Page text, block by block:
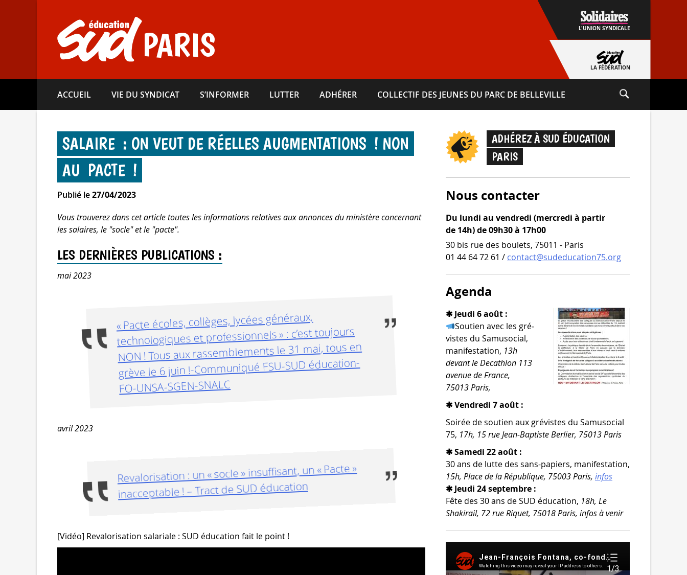
PARIS L'UNION SYNDICALE
LA FÉDÉRATION
ACCUEIL VIE DU SYNDICAT S’INFORMER LUTTER ADHÉRER COLLECTIF DES JEUNES DU PARC DE BELLEVILLE
SALAIRE : ON VEUT DE RÉELLES AUGMENTATIONS ! NON
AU PACTE !
Publié le27/04/2023
Vous trouverez dans cet article toutes les informations relatives aux annonces du ministère concernant
les salaires, le "socle" et le "pacte".
LES DERNIÈRES PUBLICATIONS :
mai 2023
« Pacte écoles, collèges, lycées généraux,
technologiques et professionnels » : c’est toujours
NON ! Tous aux rassemblements le 31 mai, tous en
grève le 6 juin !-Communiqué FSU-SUD éducation-
FO-UNSA-SGEN-SNALC
avril 2023
Revalorisation : un « socle » insuffisant, un « Pacte »
inacceptable ! – Tract de SUD éducation
[Vidéo] Revalorisation salariale : SUD éducation fait le point !
ADHÉREZ À SUD ÉDUCATION
PARIS
Nous contacter
Du lundi au vendredi (mercredi à partir
de 14h) de 09h30 à 17h00
30 bis rue des boulets, 75011 - Paris
01 44 64 72 61 / contact@sudeducation75.org
Agenda
✱ Jeudi 6 août :
Soutien avec les gré­
vistes du Samusocial,
mani­fes­ta­tion, 13h
devant le Decathlon 113
ave­nue de France,
75013 Paris,
✱ Vendredi 7 août :
Soirée de sou­tien aux gré­vistes du Samusocial
75, 17h, 15 rue Jean-​Baptiste Berlier, 75013 Paris
✱ Samedi 22 août :
30 ans de lutte des sans-​papiers, mani­fes­ta­tion,
15h, Place de la République, 75003 Paris, infos
✱ Jeudi 24 septembre :
Fête des 30 ans de SUD édu­ca­tion, 18h, Le
Shakirail, 72 rue Riquet, 75018 Paris, infos à venir